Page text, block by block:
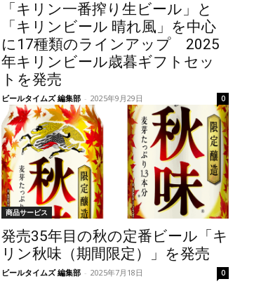
「キリン一番搾り生ビール」と
「キリンビール 晴れ風」を中心
に17種類のラインアップ 2025
年キリンビール歳暮ギフトセッ
トを発売
ビールタイムズ 編集部 - 2025年9月29日 0
商品サービス
発売35年目の秋の定番ビール「キ
リン秋味（期間限定）」を発売
ビールタイムズ 編集部 - 2025年7月18日 0